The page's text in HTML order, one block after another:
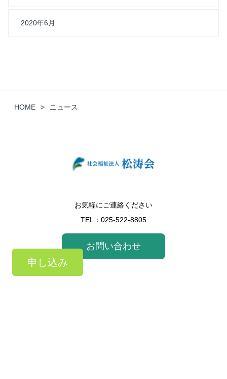
2020年6月
HOME ニュース
お気軽にご連絡ください
TEL： 025-522-8805
お問い合わせ
申し込み